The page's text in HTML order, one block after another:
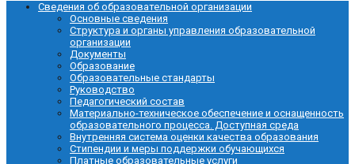
Сведения об образовательной организации
Основные сведения
Структура и органы управления образовательной
организации
Документы
Образование
Образовательные стандарты
Руководство
Педагогический состав
Материально-техническое обеспечение и оснащенность
образовательного процесса. Доступная среда
Внутренняя система оценки качества образования
Стипендии и меры поддержки обучающихся
Платные образовательные услуги